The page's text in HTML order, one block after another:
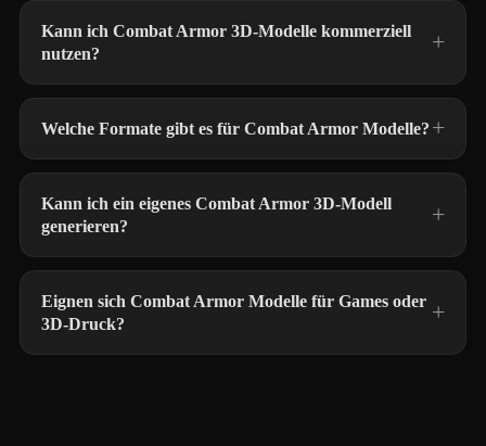
Kann ich Combat Armor 3D-Modelle kommerziell
nutzen?
Welche Formate gibt es für Combat Armor Modelle?
Kann ich ein eigenes Combat Armor 3D-Modell
generieren?
Eignen sich Combat Armor Modelle für Games oder
3D-Druck?